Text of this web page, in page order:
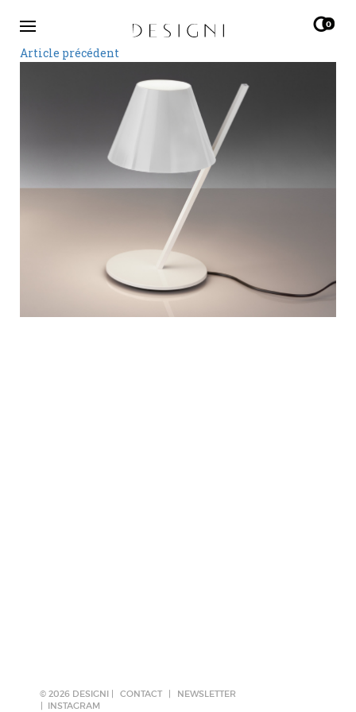
0
Article précédent
© 2026 DESIGNI | CONTACT
NEWSLETTER
INSTAGRAM